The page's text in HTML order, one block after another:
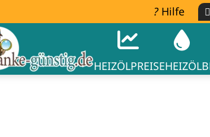
Hilfe
HEIZÖLPREISEHEIZÖL